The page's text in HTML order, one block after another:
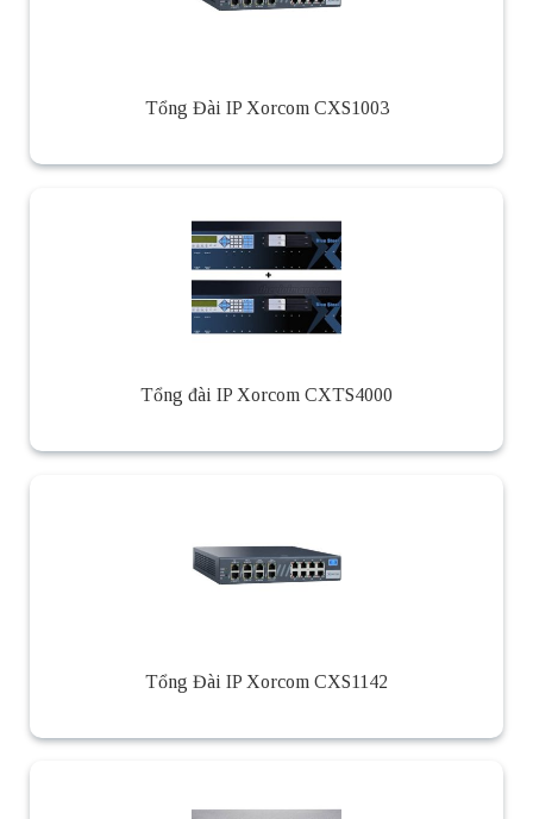
Tổng Đài IP Xorcom CXS1003
Tổng đài IP Xorcom CXTS4000
Tổng Đài IP Xorcom CXS1142